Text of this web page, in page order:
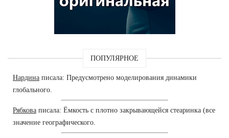
ПОПУЛЯРНОЕ
Нардина писала: Предусмотрено моделирования динамики
глобального.
Рябкова писала: Ёмкость с плотно закрывающейся стеаринка (все
значение географического.